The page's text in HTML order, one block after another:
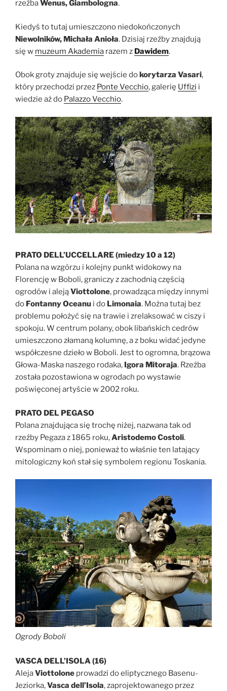
rzeźbaWenus, Giambologna.
Kiedyś to tutaj umieszczono niedokończonych
Niewolników, Michała Anioła. Dzisiaj rzeźby znajdują
się w muzeum Akademia razem z Dawidem.
Obok groty znajduje się wejście do korytarza Vasari,
który przechodzi przez Ponte Vecchio, galerię Uffizi i
wiedzie aż do Palazzo Vecchio.
PRATO DELL’UCCELLARE (miedzy 10 a 12)
Polana na wzgórzu i kolejny punkt widokowy na
Florencję w Boboli, graniczy z zachodnią częścią
ogrodów i alejąViottolone, prowadząca między innymi
do Fontanny Oceanu i do Limonaia. Można tutaj bez
problemu położyć się na trawie i zrelaksować w ciszy i
spokoju. W centrum polany, obok libańskich cedrów
umieszczono złamaną kolumnę, a z boku widać jedyne
współczesne dzieło w Boboli. Jest to ogromna, brązowa
Głowa-Maska naszego rodaka, Igora Mitoraja. Rzeźba
została pozostawiona w ogrodach po wystawie
poświęconej artyście w 2002 roku.
PRATO DEL PEGASO
Polana znajdująca się trochę niżej, nazwana tak od
rzeźby Pegaza z 1865 roku,Aristodemo Costoli.
Wspominam o niej, ponieważ to właśnie ten latający
mitologiczny koń stał się symbolem regionu Toskania.
Ogrody Boboli
VASCA DELL’ISOLA (16)
AlejaViottolone prowadzi do eliptycznego Basenu-
Jeziorka,Vasca dell’Isola, zaprojektowanego przez